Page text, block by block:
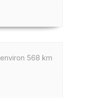
environ 568 km